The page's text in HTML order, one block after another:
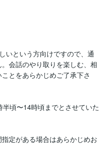
いという方向けですので、通
会話のやり取りを楽しむ、相
とをあらかじめご了承下さ
頃〜14時頃までとさせていた
定がある場合はあらかじめお